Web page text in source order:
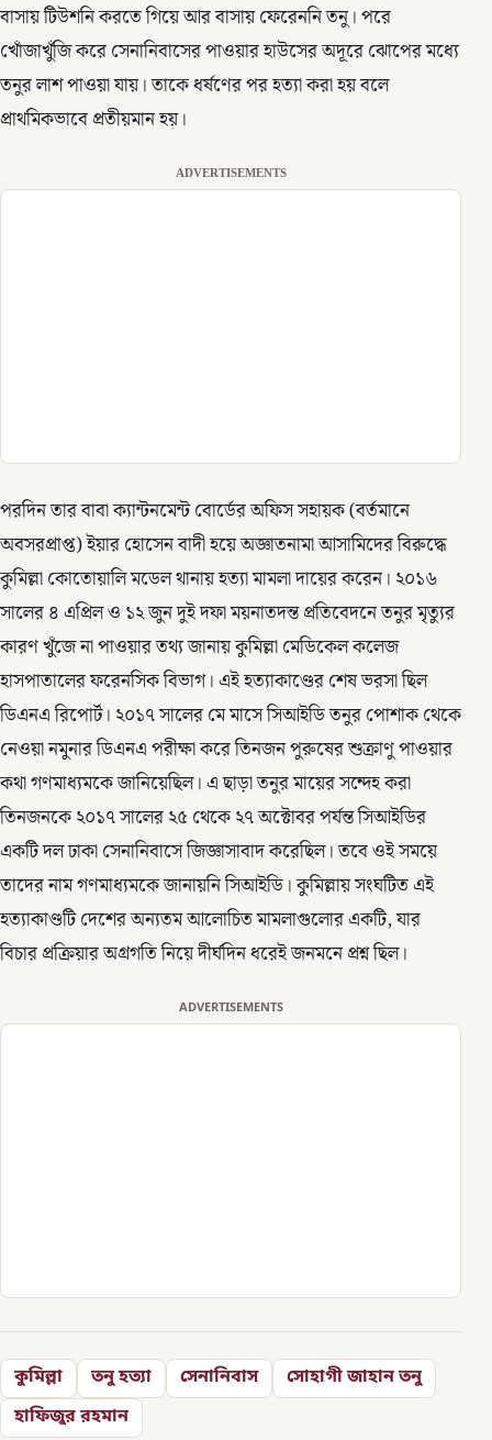
বাসায় টিউশনি করতে গিয়ে আর বাসায় ফেরেননি তনু। পরে
খোঁজাখুঁজি করে সেনানিবাসের পাওয়ার হাউসের অদূরে ঝোপের মধ্যে
তনুর লাশ পাওয়া যায়। তাকে ধর্ষণের পর হত্যা করা হয় বলে
প্রাথমিকভাবে প্রতীয়মান হয়।
ADVERTISEMENTS
পরদিন তার বাবা ক্যান্টনমেন্ট বোর্ডের অফিস সহায়ক (বর্তমানে
অবসরপ্রাপ্ত) ইয়ার হোসেন বাদী হয়ে অজ্ঞাতনামা আসামিদের বিরুদ্ধে
কুমিল্লা কোতোয়ালি মডেল থানায় হত্যা মামলা দায়ের করেন। ২০১৬
সালের ৪ এপ্রিল ও ১২ জুন দুই দফা ময়নাতদন্ত প্রতিবেদনে তনুর মৃত্যুর
কারণ খুঁজে না পাওয়ার তথ্য জানায় কুমিল্লা মেডিকেল কলেজ
হাসপাতালের ফরেনসিক বিভাগ। এই হত্যাকাণ্ডের শেষ ভরসা ছিল
ডিএনএ রিপোর্ট। ২০১৭ সালের মে মাসে সিআইডি তনুর পোশাক থেকে
নেওয়া নমুনার ডিএনএ পরীক্ষা করে তিনজন পুরুষের শুক্রাণু পাওয়ার
কথা গণমাধ্যমকে জানিয়েছিল। এ ছাড়া তনুর মায়ের সন্দেহ করা
তিনজনকে ২০১৭ সালের ২৫ থেকে ২৭ অক্টোবর পর্যন্ত সিআইডির
একটি দল ঢাকা সেনানিবাসে জিজ্ঞাসাবাদ করেছিল। তবে ওই সময়ে
তাদের নাম গণমাধ্যমকে জানায়নি সিআইডি। কুমিল্লায় সংঘটিত এই
হত্যাকাণ্ডটি দেশের অন্যতম আলোচিত মামলাগুলোর একটি, যার
বিচার প্রক্রিয়ার অগ্রগতি নিয়ে দীর্ঘদিন ধরেই জনমনে প্রশ্ন ছিল।
ADVERTISEMENTS
কুমিল্লা তনু হত্যা সেনানিবাস
সোহাগী জাহান তনু
হাফিজুর রহমান